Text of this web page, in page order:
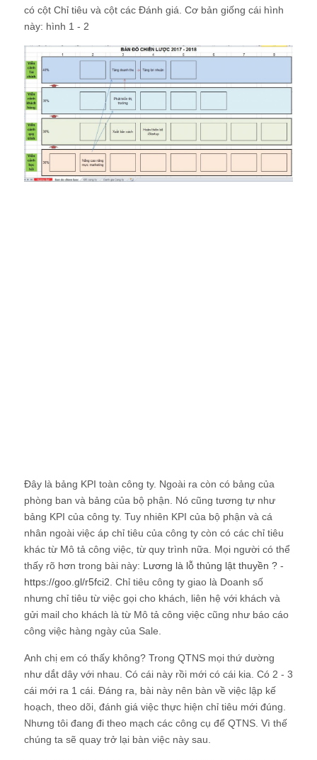
có cột Chỉ tiêu và cột các Đánh giá. Cơ bản giống cái hình
này: hình 1 - 2
gửi mail cho khách là từ Mô tả công việc cũng như báo cáo
công việc hàng ngày của Sale.
Anh chị em có thấy không? Trong QTNS mọi thứ dường
như dắt dây với nhau. Có cái này rồi mới có cái kia. Có 2 - 3
cái mới ra 1 cái. Đáng ra, bài này nên bàn về việc lập kế
hoạch, theo dõi, đánh giá việc thực hiện chỉ tiêu mới đúng.
Nhưng tôi đang đi theo mạch các công cụ để QTNS. Vì thế
chúng ta sẽ quay trở lại bàn việc này sau.
Ở phần trên tôi nói rằng chúng ta lấy KPI 1 phần từ MTCV
cần có khi xây dựng Hệ thống QTNS chính là Cơ cấu tổ
chức và Mô tả công việc. Nó quan trọng sau BSC và gần
như khởi đầu cho mọi thứ về QTNS.
Tôi định viết dài thêm, nói nhiều hơn về tầm quan trọng rồi
luật quy định ra sao nhưng chợt nhớ ra lời của 1 anh bạn